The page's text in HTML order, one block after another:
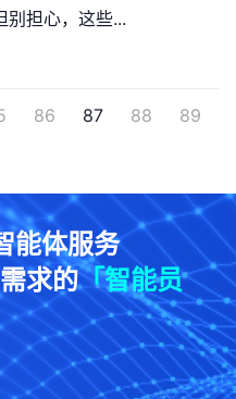
别担心，这些...
86 87 88 89
能体服务
求的「智能员